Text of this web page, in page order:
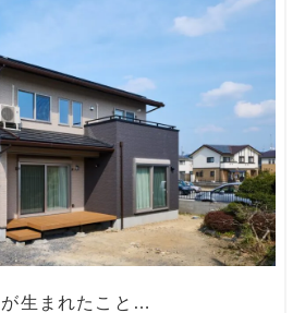
が生まれたこと…